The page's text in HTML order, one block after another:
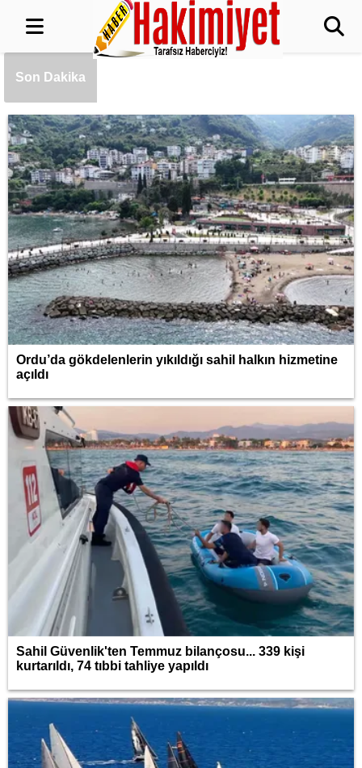
Son Dakika
Öğrenci affı çıktı.. YÖK'ten açıklama geldi!
4 aylık süre tanındı
Bayer'den Türkiye’deki girişimcilere ‘Dijital
Sağlık ve Tarım Girişimleri Haritası’ çağrısı
Ticaret'ten Türk ihracatçısına Endonezya
pazarı rehberi
Şahin Biba’dan Bursaspor’a yeni sezon
mesajı: Adım adım şampiyonluğa
Ordu’da gökdelenlerin yıkıldığı sahil halkın hizmetine
açıldı
Sahil Güvenlik'ten Temmuz bilançosu... 339 kişi
kurtarıldı, 74 tıbbi tahliye yapıldı